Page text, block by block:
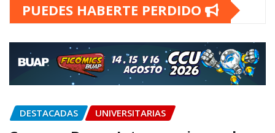
PUEDES HABERTE PERDIDO
DESTACADAS UNIVERSITARIAS